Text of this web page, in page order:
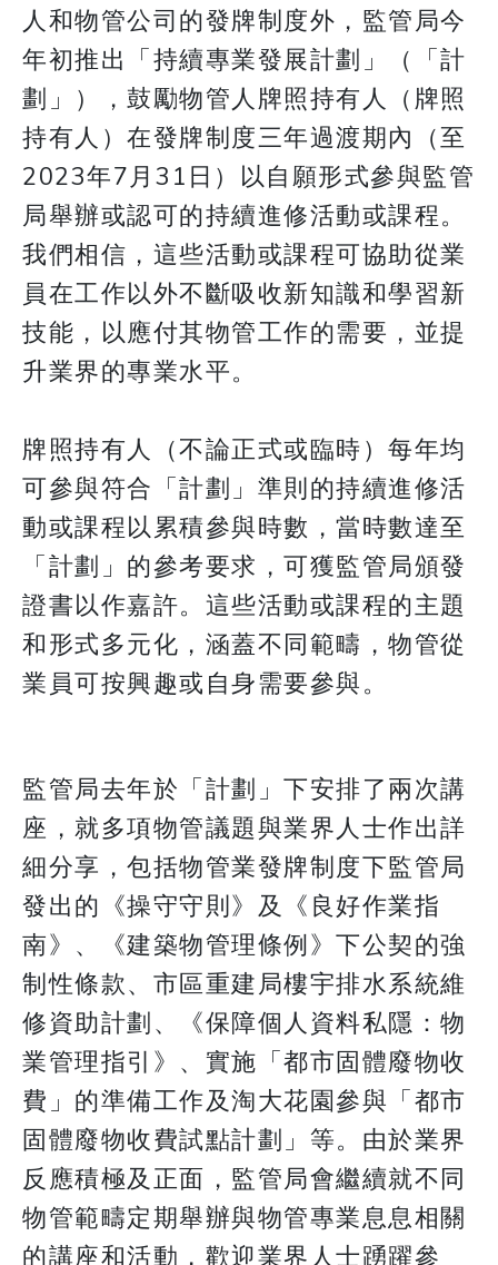
人和物管公司的發牌制度外，監管局今
年初推出「持續專業發展計劃」（「計
劃」），鼓勵物管人牌照持有人（牌照
持有人）在發牌制度三年過渡期內（至
2023年7月31日）以自願形式參與監管
局舉辦或認可的持續進修活動或課程。
我們相信，這些活動或課程可協助從業
員在工作以外不斷吸收新知識和學習新
技能，以應付其物管工作的需要，並提
升業界的專業水平。
​​​​​​​牌照持有人（不論正式或臨時）每年均
可參與符合「計劃」準則的持續進修活
動或課程以累積參與時數，當時數達至
「計劃」的參考要求，可獲監管局頒發
證書以作嘉許。這些活動或課程的主題
和形式多元化，涵蓋不同範疇，物管從
業員可按興趣或自身需要參與。
監管局去年於「計劃」下安排了兩次講
座，就多項物管議題與業界人士作出詳
細分享，包括物管業發牌制度下監管局
發出的《操守守則》及《良好作業指
南》、《建築物管理條例》下公契的強
制性條款、市區重建局樓宇排水系統維
修資助計劃、《保障個人資料私隱：物
業管理指引》、實施「都市固體廢物收
費」的準備工作及淘大花園參與「都市
固體廢物收費試點計劃」等。由於業界
反應積極及正面，監管局會繼續就不同
物管範疇定期舉辦與物管專業息息相關
的講座和活動，歡迎業界人士踴躍參